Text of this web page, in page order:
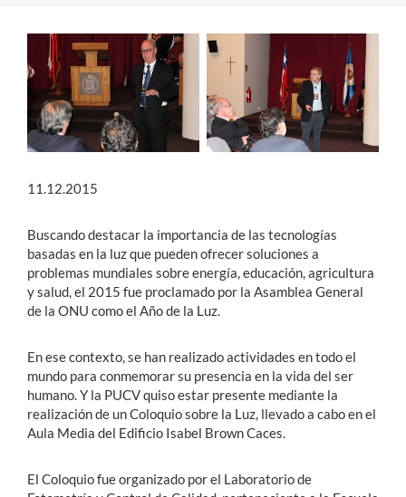
Alumni
English
11.12.2015
Buscando destacar la importancia de las tecnologías
basadas en la luz que pueden ofrecer soluciones a
problemas mundiales sobre energía, educación, agricultura
y salud, el 2015 fue proclamado por la Asamblea General
de la ONU como el Año de la Luz.
En ese contexto, se han realizado actividades en todo el
mundo para conmemorar su presencia en la vida del ser
humano. Y la PUCV quiso estar presente mediante la
realización de un Coloquio sobre la Luz, llevado a cabo en el
Aula Media del Edificio Isabel Brown Caces.
El Coloquio fue organizado por el Laboratorio de